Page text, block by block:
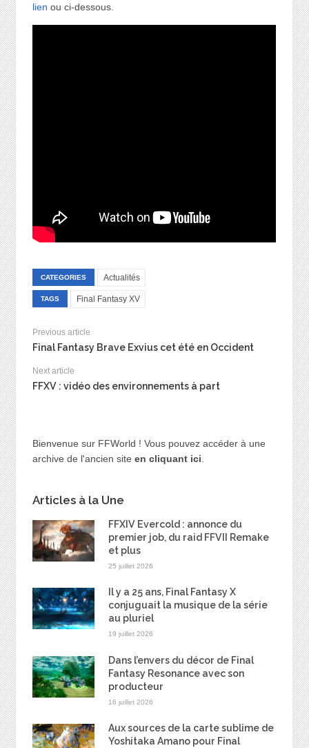
lien ou ci-dessous.
CATEGORIES Actualités
TAGS Final Fantasy XV
Previous article
Final Fantasy Brave Exvius cet été en Occident
Next article
FFXV : vidéo des environnements à part
Bienvenue sur FFWorld ! Vous pouvez accéder à une
archive de l'ancien site en cliquant ici.
Articles à la Une
FFXIV Evercold : annonce du
premier job, du raid FFVII Remake
et plus
25 juillet 2026
Il y a 25 ans, Final Fantasy X
conjuguait la musique de la série
au pluriel
19 juillet 2026
Dans l’envers du décor de Final
Fantasy Resonance avec son
producteur
16 juillet 2026
Aux sources de la carte sublime de
Yoshitaka Amano pour Final